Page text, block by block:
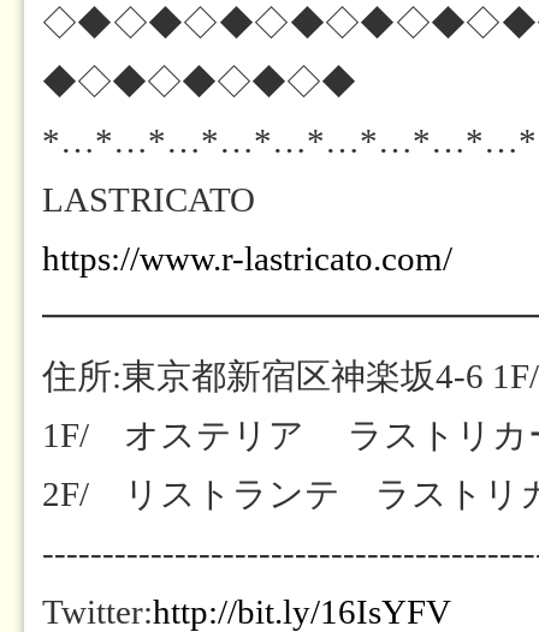
◆◇◆◇◆◇◆◇◆
LASTRICATO
https://www.r-lastricato.com/
住所:東京都新宿区神楽坂4-6
1F/ オステリア ラストリ
2F/ リストランテ ラスト
Twitter:http://bit.ly/16IsYFV